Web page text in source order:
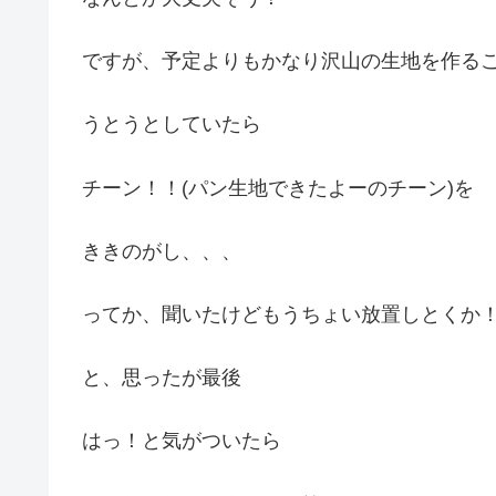
ですが、予定よりもかなり沢山の生地を作る
うとうとしていたら
チーン！！(パン生地できたよーのチーン)を
ききのがし、、、
ってか、聞いたけどもうちょい放置しとくか！
と、思ったが最後
はっ！と気がついたら